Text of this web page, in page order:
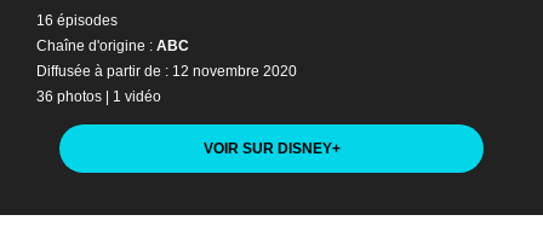
16 épisodes
Chaîne d'origine : ABC
Diffusée à partir de : 12 novembre 2020
36 photos | 1 vidéo
VOIR SUR DISNEY+